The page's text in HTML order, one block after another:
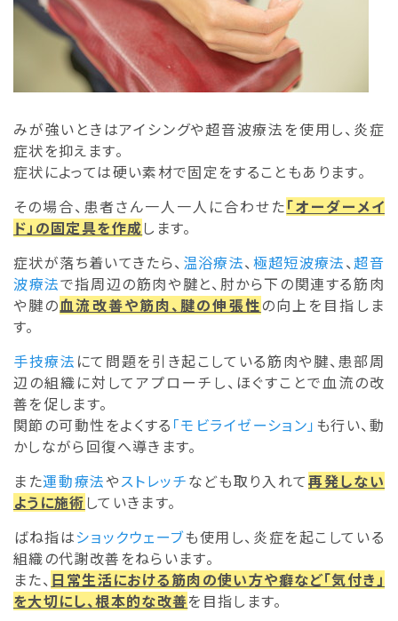
みが強いときはアイシングや超音波療法を使用し、炎症
症状を抑えます。
症状によっては硬い素材で固定をすることもあります。
その場合、患者さん一人一人に合わせた「オーダーメイ
ド」の固定具を作成します。
症状が落ち着いてきたら、 温浴療法、 極超短波療法、超音
波療法で指周辺の筋肉や腱と、肘から下の関連する筋肉
や腱の血流改善や筋肉、腱の伸張性の向上を目指しま
す。
手技療法 にて問題を引き起こしている筋肉や腱、患部周
辺の組織に対してアプローチし、ほぐすことで血流の改
善を促します。
関節の可動性をよくする 「モビライゼーション」 も行い、動
かしながら回復へ導きます。
また運動療法やストレッチなども取り入れて再発しない
ように施術 していきます。
ばね指はショックウェーブも使用し、炎症を起こしている
組織の代謝改善をねらいます。
また、 日常生活における筋肉の使い方や癖など「気付き」
を大切にし、根本的な改善を目指します。